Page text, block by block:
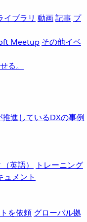
イブラリ 動画記事 プ
Meetup その他イベ
進しているDXの事例
英語）
トレーニング
ュメント
を依頼 グローバル拠